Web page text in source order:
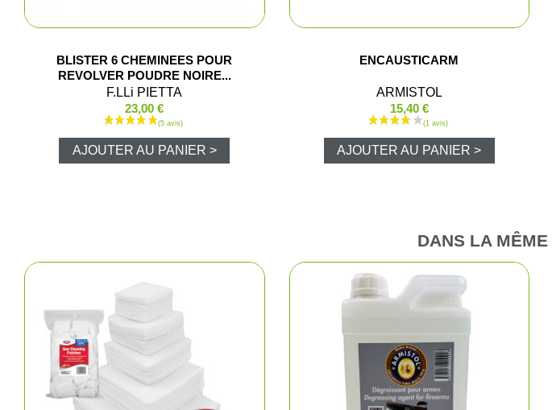
BLISTER 6 CHEMINEES POUR
REVOLVER POUDRE NOIRE...
F.LLi PIETTA
23,00 €
AJOUTER AU PANIER >
ENCAUSTICARM
ARMISTOL
15,40 €
AJOUTER AU PANIER >
DANS LA MÊME